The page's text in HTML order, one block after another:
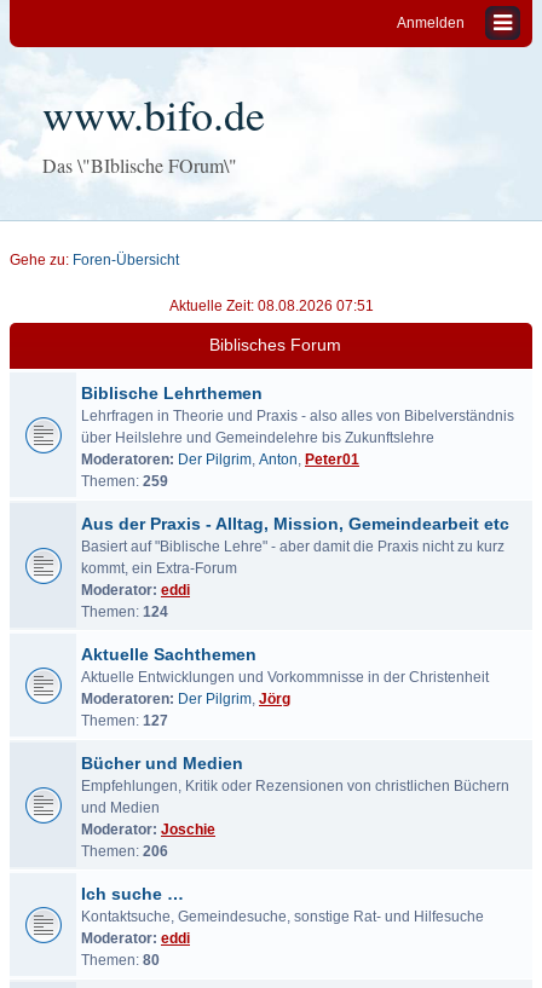
Anmelden
www.bifo.de
Das \"BIblische FOrum\"
Gehe zu: Foren-Übersicht
Aktuelle Zeit: 08.08.2026 07:51
Biblisches Forum
Biblische Lehrthemen
Lehrfragen in Theorie und Praxis - also alles von Bibelverständnis
über Heilslehre und Gemeindelehre bis Zukunftslehre
Moderatoren: Der Pilgrim, Anton, Peter01
Themen: 259
Aus der Praxis - Alltag, Mission, Gemeindearbeit etc
Basiert auf "Biblische Lehre" - aber damit die Praxis nicht zu kurz
kommt, ein Extra-Forum
Moderator: eddi
Themen: 124
Aktuelle Sachthemen
Aktuelle Entwicklungen und Vorkommnisse in der Christenheit
Moderatoren: Der Pilgrim, Jörg
Themen: 127
Bücher und Medien
Empfehlungen, Kritik oder Rezensionen von christlichen Büchern
und Medien
Moderator: Joschie
Themen: 206
Ich suche …
Kontaktsuche, Gemeindesuche, sonstige Rat- und Hilfesuche
Moderator: eddi
Themen: 80